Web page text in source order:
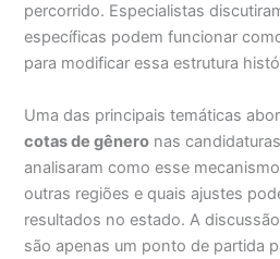
percorrido. Especialistas
específicas podem funcionar
para modificar essa estrutura
Uma das principais temáticas
cotas de gênero nas
analisaram como esse
outras regiões e quais ajustes
resultados no estado. A
são apenas um ponto de partida